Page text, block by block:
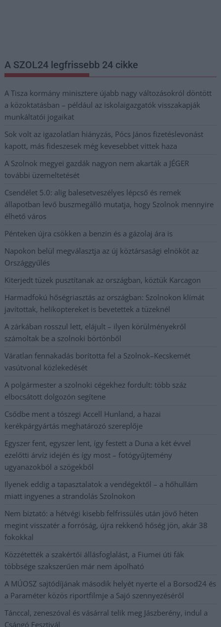
A SZOL24 legfrissebb 24 cikke
A Tisza kormány minisztere újabb nagy változásokról döntött
a közoktatásban – például az iskolaigazgatók visszakapják
munkáltatói jogaikat
Sok volt az igazolatlan hiányzás, Pócs János fizetéslevonást
kapott, más fideszesek még kevesebbet vittek haza
A Szolnok megyei gazdák nagyon nem akarták a JÉGER
további üzemeltetését
Csendélet 5.0: alig balesetveszélyes lépcső és remek
állapotban levő buszmegálló mutatja, hogy Szolnok mennyire
élhető város
Pénteken újra csökken a benzin és a gázolaj ára is
Napokon belül megválasztja az új köztársasági elnököt az
Országgyűlés
Kiterjedt tüzek pusztítanak az országban, köztük Karcagon
Harmadfokú hőségriasztás az országban: Szolnokon klímát
javítottak, helikoptereket is bevetettek a tüzeknél
A zárkában rosszul lett, elájult – ilyen körülményekről
számoltak be a szolnoki börtönből
Váratlan fennakadás borította fel a Szolnok–Kecskemét
vasútvonal közlekedését
A polgármester a szolnoki cégekhez fordult: több száz
elbocsátott dolgozón segítene
Csődbe ment a tószegi Accell Hunland, a hazai
kerékpárgyártás meghatározó szereplője
Egyszer fent, egyszer lent, így festett a Duna a két évvel
ezelőtti árvíz idején és így most – fotógyűjtemény
ugyanazokból a szögekből
Ilyenek eddig a tapasztalatok a vendégektől – a hőhullám
miatt ingyenes a strandolás Szolnokon
Nem biztató: a hétvégi kisebb felfrissülés után jövő héten
megint visszatér a forróság, újra rekkenő hőség jön, akár 38
fokokkal
Közzétették a szakértői állásfoglalást, a Fiumei úti fák
többsége szakszerűen már nem ápolható
A MÚOSZ sajtódíjának második helyét nyerte el a Borsod24 és
a Paraméter közös riportfilmje a Sajó szennyezéséről
Tánccal, zeneszóval és vásárral telik meg Jászberény, indul a
Csángó Fesztivál